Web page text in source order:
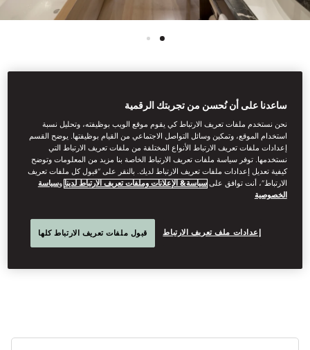
See All Rooms
DELUXE RIVER VIEW
ROOM
Enjoying breathtaking views over the Huangpu River, these
beautiful rooms are situated between our 3rd and 18th floors.
Spacious bathrooms include a large soaking tub, twin vanity
ساعدنا على أن نُحسن من تجربتك الرقمية
نحن نستخدم ملفات تعريف الارتباط كي يقوم موقع الويب بوظيفته، وتحليل نسبة
استخدام الموقع، وتمكين وسائل التواصل الاجتماعي من القيام بوظيفتها. يوضح القسم
إعدادات ملفات تعريف الارتباط الأنواع المختلفة من ملفات تعريف الارتباط التي
نستخدمها. توفر سياسة ملفات تعريف الارتباط الخاصة بنا مزيد من المعلومات وتوضح
كيفية تعديل إعدادات ملفات تعريف الارتباط لديك. بالنقر على “قبول كل ملفات تعريف
الارتباط”، أنت توافق علىسياسة& الإعلانات وملفات تعريف الارتباط لدينا وسياسة
الخصوصية
إعدادات ملف تعريف الارتباط قبول ملفات تعريف الارتباط كلها